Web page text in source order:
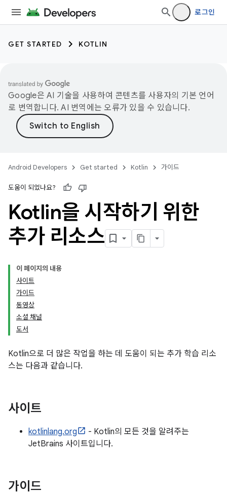
로그인
GET STARTED KOTLIN
Google은 AI 기술을 사용하여 콘텐츠를 사용자의 기본 언어
로 번역합니다. AI 번역에는 오류가 있을 수 있습니다.
Android Developers Get started Kotlin 가이드
도움이 되었나요?
Kotlin을 시작하기 위한
추가 리소스
이 페이지의 내용
사이트
가이드
동영상
소셜 채널
도서
Kotlin으로 더 많은 작업을 하는 데 도움이 되는 추가 학습 리소
스는 다음과 같습니다.
사이트
kotlinlang.org
- Kotlin의 모든 것을 알려주는
JetBrains 사이트입니다.
가이드